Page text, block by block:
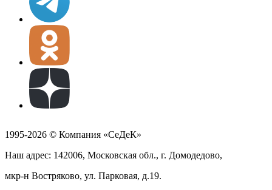
1995-2026 © Компания «СеДеК»
Наш адрес: 142006, Московская обл., г. Домодедово,
мкр-н Востряково, ул. Парковая, д.19.